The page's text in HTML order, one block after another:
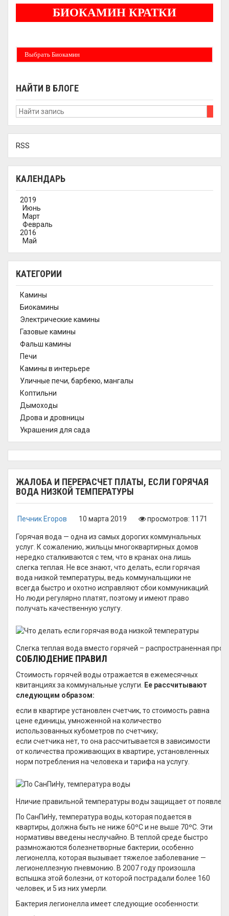
БИОКАМИН КРАТКИ
Выбрать Биокамин
НАЙТИ В БЛОГЕ
RSS
КАЛЕНДАРЬ
2019
Июнь
Март
Февраль
2016
Май
КАТЕГОРИИ
Камины
Биокамины
Электрические камины
Газовые камины
Фальш камины
Печи
Камины в интерьере
Уличные печи, барбекю, мангалы
Коптильни
Дымоходы
Дрова и дровницы
Украшения для сада
ЖАЛОБА И ПЕРЕРАСЧЕТ ПЛАТЫ, ЕСЛИ ГОРЯЧАЯ
ВОДА НИЗКОЙ ТЕМПЕРАТУРЫ
Печник Егоров 10 марта 2019 просмотров: 1171
Горячая вода — одна из самых дорогих коммунальных
услуг. К сожалению, жильцы многоквартирных домов
нередко сталкиваются с тем, что в кранах она лишь
слегка теплая. Не все знают, что делать, если горячая
вода низкой температуры, ведь коммунальщики не
всегда быстро и охотно исправляют сбои коммуникаций.
Но люди регулярно платят, поэтому и имеют право
получать качественную услугу.
Слегка теплая вода вместо горячей – распространенная
СОБЛЮДЕНИЕ ПРАВИЛ
Стоимость горячей воды отражается в ежемесячных
квитанциях за коммунальные услуги.
Ее рассчитывают
следующим образом:
если в квартире установлен счетчик, то стоимость равна
цене единицы, умноженной на количество
использованных кубометров по счетчику;
если счетчика нет, то она рассчитывается в зависимости
от количества проживающих в квартире, установленных
норм потребления на человека и тарифа на услугу.
Нличие правильной температуры воды защищает от
По СанПиНу, температура воды, которая подается в
квартиры, должна быть не ниже 60ºС и не выше 70ºС. Эти
нормативы введены неслучайно. В теплой среде быстро
размножаются болезнетворные бактерии, особенно
легионелла, которая вызывает тяжелое заболевание —
легионеллезную пневмонию. В 2007 году произошла
вспышка этой болезни, от которой пострадали более 160
человек, и 5 из них умерли.
Бактерия легионелла имеет следующие особенности: